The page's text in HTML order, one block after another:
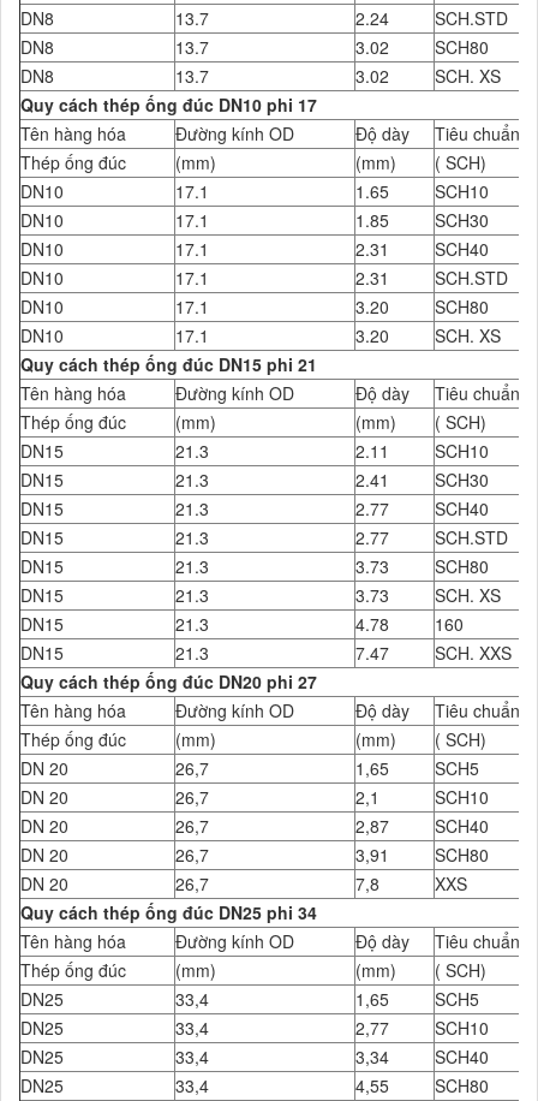
DN8
13.7 2.24
SCH.STD
DN8
13.7 3.02
SCH80
DN8
13.7 3.02
SCH. XS
Quy cách thép ống đúc DN10 phi 17
Tên hàng hóa
Đường kính OD Độ dày
Tiêu chuẩn
Thép ống đúc
(mm) (mm)
( SCH)
DN10
17.1 1.65
SCH10
DN10
17.1 1.85
SCH30
DN10
17.1 2.31
SCH40
DN10
17.1 2.31
SCH.STD
DN10
17.1 3.20
SCH80
DN10
17.1 3.20
SCH. XS
Quy cách thép ống đúc DN15 phi 21
Tên hàng hóa
Đường kính OD Độ dày
Tiêu chuẩn
Thép ống đúc
(mm) (mm)
( SCH)
DN15
21.3 2.11
SCH10
DN15
21.3 2.41
SCH30
DN15
21.3 2.77
SCH40
DN15
21.3 2.77
SCH.STD
DN15
21.3 3.73
SCH80
DN15
21.3 3.73
SCH. XS
DN15
21.3 4.78
160
DN15
21.3 7.47
SCH. XXS
Quy cách thép ống đúc DN20 phi 27
Tên hàng hóa
Đường kính OD Độ dày
Tiêu chuẩn
Thép ống đúc
(mm) (mm)
( SCH)
DN 20
26,7 1,65
SCH5
DN 20
26,7 2,1
SCH10
DN 20
26,7 2,87
SCH40
DN 20
26,7 3,91
SCH80
DN 20
26,7 7,8
XXS
Quy cách thép ống đúc DN25 phi 34
Tên hàng hóa
Đường kính OD Độ dày
Tiêu chuẩn
Thép ống đúc
(mm) (mm)
( SCH)
DN25
33,4 1,65
SCH5
DN25
33,4 2,77
SCH10
DN25
33,4 3,34
SCH40
DN25
33,4 4,55 SCH80